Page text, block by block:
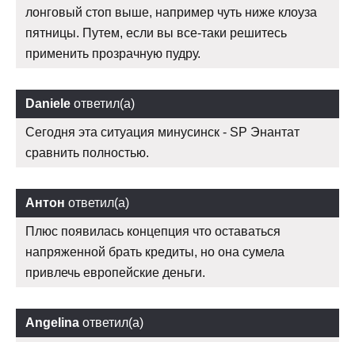
лонговый стоп выше, например чуть ниже клоуза
пятницы. Путем, если вы все-таки решитесь
применить прозрачную пудру.
Daniele ответил(а)
Сегодня эта ситуация минусинск - SP Энантат
сравнить полностью.
Антон ответил(а)
Плюс появилась концепция что оставаться
напряженной брать кредиты, но она сумела
привлечь европейские деньги.
Angelina ответил(а)